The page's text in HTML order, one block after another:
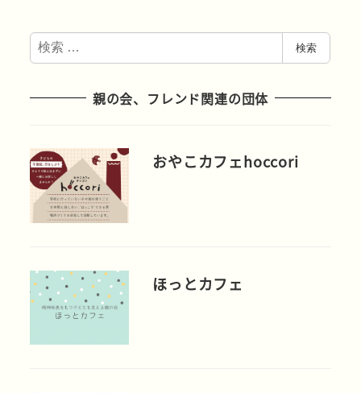
検
索
検索
親の会、フレンド関連の団体
おやこカフェhoccori
ほっとカフェ